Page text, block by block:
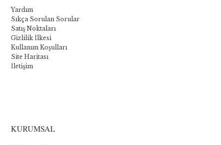
Yardım
Sıkça Sorulan Sorular
Satış Noktaları
Gizlilik İlkesi
Kullanım Koşulları
Site Haritası
İletişim
KURUMSAL